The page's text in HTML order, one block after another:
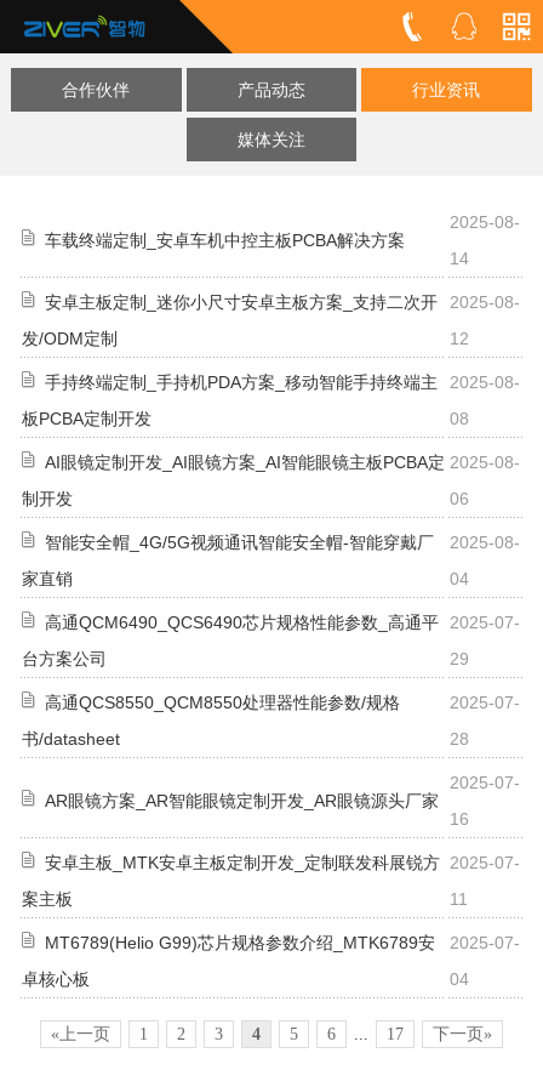
合作伙伴 产品动态 行业资讯
媒体关注
车载终端定制_安卓车机中控主板PCBA解决方案
2025-08-
14
安卓主板定制_迷你小尺寸安卓主板方案_支持二次开
发/ODM定制
2025-08-
12
手持终端定制_手持机PDA方案_移动智能手持终端主
板PCBA定制开发
2025-08-
08
AI眼镜定制开发_AI眼镜方案_AI智能眼镜主板PCBA定
制开发
2025-08-
06
智能安全帽_4G/5G视频通讯智能安全帽-智能穿戴厂
家直销
2025-08-
04
高通QCM6490_QCS6490芯片规格性能参数_高通平
台方案公司
2025-07-
29
高通QCS8550_QCM8550处理器性能参数/规格
书/datasheet
2025-07-
28
AR眼镜方案_AR智能眼镜定制开发_AR眼镜源头厂家
2025-07-
16
安卓主板_MTK安卓主板定制开发_定制联发科展锐方
案主板
2025-07-
11
MT6789(Helio G99)芯片规格参数介绍_MTK6789安
卓核心板
2025-07-
04
«上一页 1 2 3 4 5 6 17 下一页»